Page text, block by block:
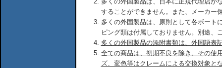
することができません。また、メーカー
多くの外国製品は、原則として各ボート
ピング類は付属しておりません。別途、
多くの外国製品の添附書類は、外国語表
全ての商品は、初期不良を除き、その使
ズ、変色等はクレームによる交換対象と